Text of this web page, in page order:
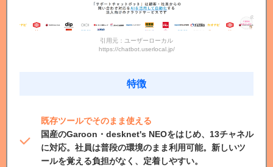
引用元：ユーザーローカル
https://chatbot.userlocal.jp/
特徴
既存ツールでそのまま使える
国産のGaroon・desknet's NEOをはじめ、13チャネル
に対応。社員は普段の環境のまま利用可能。新しいツ
ールを覚える負担がなく、定着しやすい。